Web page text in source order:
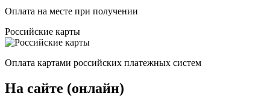
Оплата на месте при получении
Российские карты
Оплата картами российских платежных систем
На сайте (онлайн)